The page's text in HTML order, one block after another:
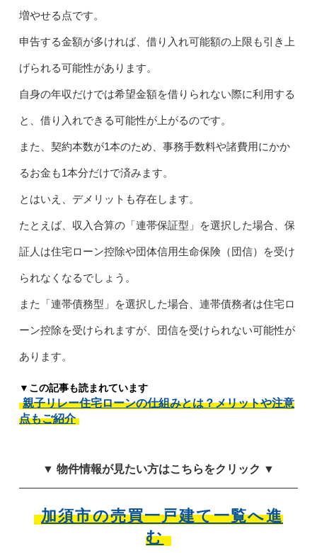
増やせる点です。
申告する金額が多ければ、借り入れ可能額の上限も引き上
げられる可能性があります。
自身の年収だけでは希望金額を借りられない際に利用する
と、借り入れできる可能性が上がるのです。
また、契約本数が1本のため、事務手数料や諸費用にかか
るお金も1本分だけで済みます。
とはいえ、デメリットも存在します。
たとえば、収入合算の「連帯保証型」を選択した場合、保
証人は住宅ローン控除や団体信用生命保険（団信）を受け
られなくなるでしょう。
また「連帯債務型」を選択した場合、連帯債務者は住宅ロ
ーン控除を受けられますが、団信を受けられない可能性が
あります。
▼この記事も読まれています
親子リレー住宅ローンの仕組みとは？メリットや注意
点もご紹介
▼ 物件情報が見たい方はこちらをクリック ▼
加須市の売買一戸建て一覧へ進
む